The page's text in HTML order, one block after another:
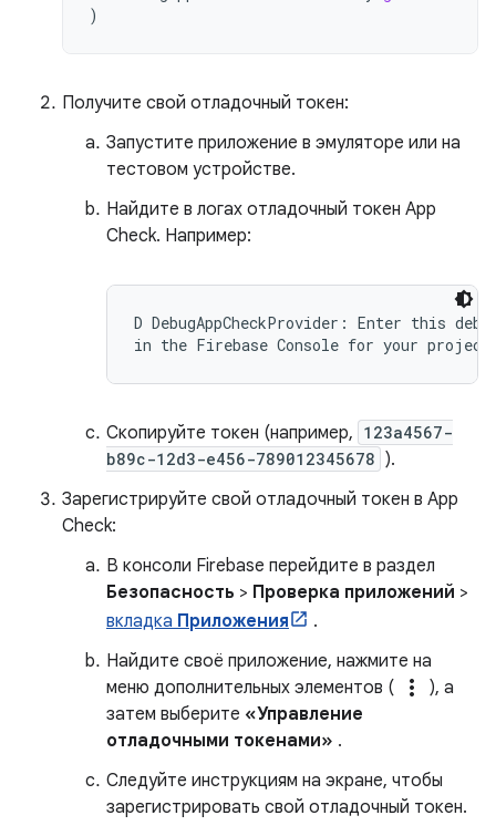
)
Получите свой отладочный токен:
Запустите приложение в эмуляторе или на
тестовом устройстве.
Найдите в логах отладочный токен App
Check. Например:
D DebugAppCheckProvider: Enter this
Скопируйте токен (например, 123a4567-
b89c-12d3-e456-789012345678 ).
Зарегистрируйте свой отладочный токен в App
Check:
В консоли Firebase перейдите в раздел
Безопасность > Проверка приложений >
вкладка Приложения
.
Найдите своё приложение, нажмите на
меню дополнительных элементов (
more_vert
), а
затем выберите «Управление
отладочными токенами» .
Следуйте инструкциям на экране, чтобы
зарегистрировать свой отладочный токен.